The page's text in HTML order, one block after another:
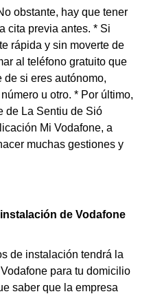
obstante, hay que tener
cita previa antes. * Si
rápida y sin moverte de
al teléfono gratuito que
de si eres autónomo,
u otro. * Por último,
de La Sentiu de Sió
Mi Vodafone, a
muchas gestiones y
de Vodafone
de instalación tendrá la
para tu domicilio
saber que la empresa